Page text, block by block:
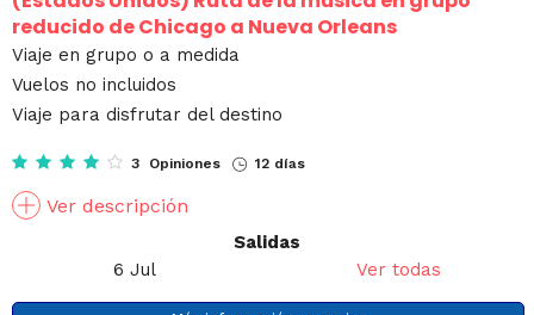
reducido de Chicago a Nueva Orleans
Viaje en grupo o a medida
Vuelos no incluidos
Viaje para disfrutar del destino
3 Opiniones 12 días
Ver descripción
Salidas
6 Jul
Ver todas